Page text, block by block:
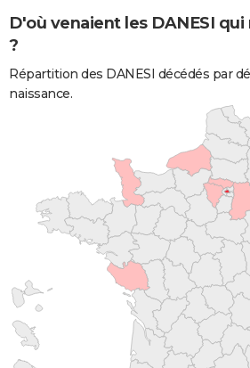
D'où venaient les DANESI
?
Répartition des DANESI décédés par
naissance.